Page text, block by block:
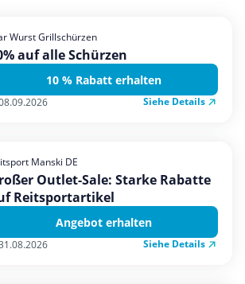
Wurst Grillschürzen
auf alle Schürzen
10 % Rabatt erhalten
Siehe Details
Manski DE
Outlet-Sale: Starke Rabatte
Reitsportartikel
Angebot erhalten
Siehe Details